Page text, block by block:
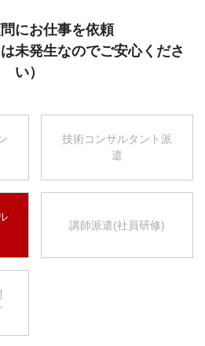
にお仕事を依頼
未発生なのでご安心くださ
い）
技術コンサルタント派
遣
講師派遣(社員研修)